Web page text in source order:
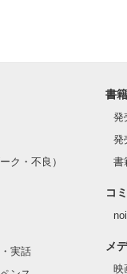
ク・不良）
実話
書
発
発
書
コ
メ
映